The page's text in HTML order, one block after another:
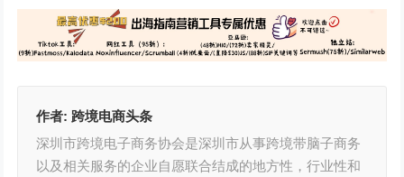
作者: 跨境电商头条
深圳市跨境电子商务协会是深圳市从事跨境带脑子商务
以及相关服务的企业自愿联合结成的地方性，行业性和